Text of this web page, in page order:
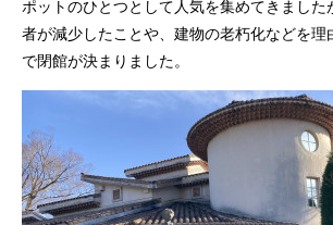
ポットのひとつとして人気を集めてきました
者が減少したことや、建物の老朽化などを
で閉館が決まりました。